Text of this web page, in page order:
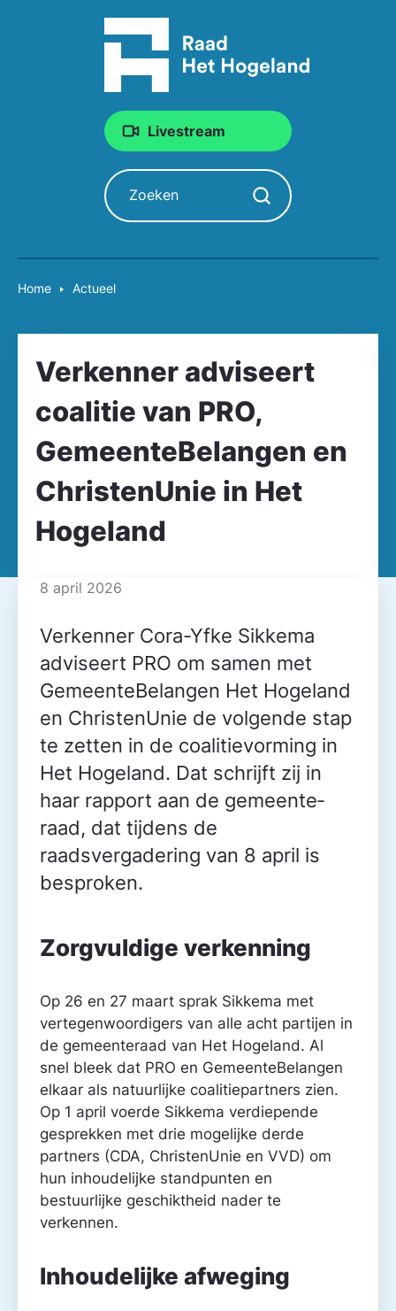
Livestream
Zoeken
Zoekopdracht starten
Home Actueel
Verkenner adviseert
coalitie van PRO,
GemeenteBelangen en
ChristenUnie in Het
Hogeland
8 april 2026
Verkenner Cora-Yfke Sikkema
adviseert PRO om samen met
GemeenteBelangen Het Hogeland
en ChristenUnie de volgende stap
te zetten in de coalitievorming in
Het Hogeland. Dat schrijft zij in
haar rapport aan de gemeente­
raad, dat tijdens de
raadsvergadering van 8 april is
besproken.
Zorgvuldige verkenning
Op 26 en 27 maart sprak Sikkema met
vertegenwoordigers van alle acht partijen in
de gemeente­raad van Het Hogeland. Al
snel bleek dat PRO en GemeenteBelangen
elkaar als natuurlijke coalitiepartners zien.
Op 1 april voerde Sikkema verdiepende
gesprekken met drie mogelijke derde
partners (CDA, ChristenUnie en VVD) om
hun inhoudelijke standpunten en
bestuurlijke geschiktheid nader te
verkennen.
Inhoudelijke afweging